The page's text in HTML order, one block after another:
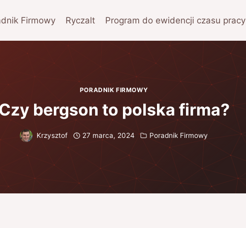
Firmowy Ryczalt Program do ewidencji czasu pracy
PORADNIK FIRMOWY
bergson to polska firma?
Krzysztof 27 marca, 2024 Poradnik Firmowy